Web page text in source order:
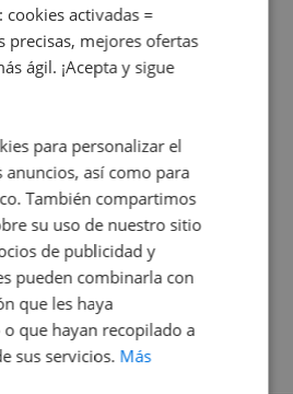
mi coche busqué
donde hacerlo y la que
fue Rattix, por las
reseñas que tienen.
ha sido muy
sido siempre muy atenta
mi hermana se
no puedo más que
trato desde el primer
cookies activadas =
precisas, mejores ofertas
ágil. ¡Acepta y sigue
para personalizar el
así como para
También compartimos
su uso de nuestro sitio
de publicidad y
pueden combinarla con
que les haya
que hayan recopilado a
sus servicios. Más